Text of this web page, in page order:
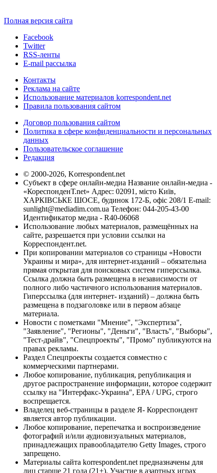
Полная версия сайта
Facebook
Twitter
RSS-ленты
E-mail рассылка
Контакты
Реклама на сайте
Использование материалов korrespondent.net
Правила пользования сайтом
Договор пользования сайтом
Политика в сфере конфиденциальности и персональных
данных
Пользовательское соглашение
Редакция
© 2000-2026, Korrespondent.net
Субъект в сфере онлайн-медиа Название онлайн-медиа -
«КореспонденТ.net» Адрес: 02091, місто Київ,
ХАРКІВСЬКЕ ШОСЕ, будинок 172-Б, офіс 208/1 E-mail:
sunlight@mediadim.com.ua Телефон: 044-205-43-00
Идентификатор медиа - R40-06068
Использование любых материалов, размещённых на
сайте, разрешается при условии ссылки на
Корреспондент.net.
При копировании материалов со страницы «Новости
Украины и мира», для интернет-изданий – обязательна
прямая открытая для поисковых систем гиперссылка.
Ссылка должна быть размещена в независимости от
полного либо частичного использования материалов.
Гиперссылка (для интернет- изданий) – должна быть
размещена в подзаголовке или в первом абзаце
материала.
Новости с пометками "Мнение", "Экспертиза",
"Заявление", "Регионы", "Деньги", "Власть", "Выборы",
"Тест-драйв", "Спецпроекты", "Промо" публикуются на
правах рекламы.
Раздел Спецпроекты создается совместно с
коммерческими партнерами.
Любое копирование, публикация, републикация и
другое распространение информации, которое содержит
ссылку на "Интерфакс-Украина", EPA / UPG, строго
воспрещается.
Владелец веб-страницы в разделе Я- Корреспондент
является автор публикации.
Любое копирование, перепечатка и воспроизведение
фотографий и/или аудиовизуальных материалов,
принадлежащих правообладателю Getty Images, строго
запрещено.
Материалы сайта korrespondent.net предназначены для
лиц старше 21 года (21+). Участие в азартных играх